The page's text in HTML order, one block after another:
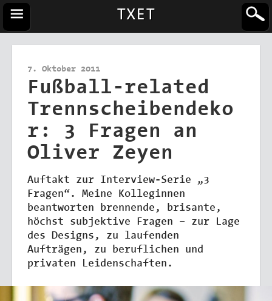
TXET
7. Oktober 2011
Fußball-related
Trennscheibendeko
r: 3 Fragen an
Oliver Zeyen
Auftakt zur Interview-Serie „3
Fragen“. Meine Kolleginnen
beantworten brennende, brisante,
höchst subjektive Fragen – zur Lage
des Designs, zu laufenden
Aufträgen, zu beruflichen und
privaten Leidenschaften.